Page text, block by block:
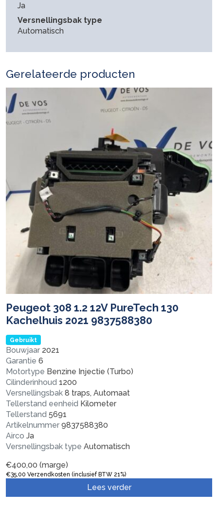
Ja
Versnellingsbak type
Automatisch
Gerelateerde producten
Peugeot 308 1.2 12V PureTech 130
Kachelhuis 2021 9837588380
Gebruikt
Bouwjaar 2021
Garantie 6
Motortype Benzine Injectie (Turbo)
Cilinderinhoud 1200
Versnellingsbak 8 traps, Automaat
Tellerstand eenheid Kilometer
Tellerstand 5691
Artikelnummer 9837588380
Airco Ja
Versnellingsbak type Automatisch
€400,00 (marge)
€35,00 Verzendkosten (inclusief BTW 21%)
Lees verder